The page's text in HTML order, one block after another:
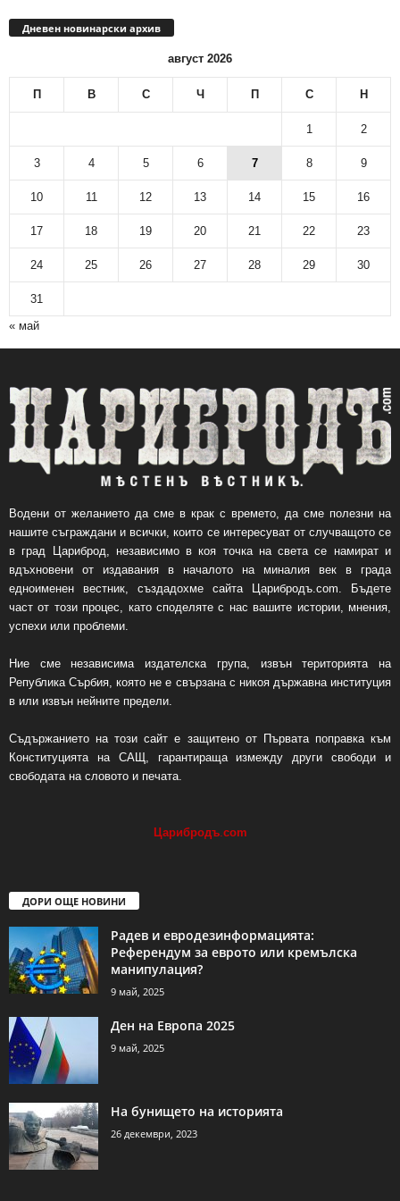
Дневен новинарски архив
август 2026
П В С Ч П С Н
1 2
3 4 5 6 7 8 9
10 11 12 13 14 15 16
17 18 19 20 21 22 23
24 25 26 27 28 29 30
31
« май
Водени от желанието да сме в крак с времето, да сме полезни на
нашите съграждани и всички, които се интересуват от случващото се
в град Цариброд, независимо в коя точка на света се намират и
вдъхновени от издавания в началото на миналия век в града
едноименен вестник, създадохме сайта Царибродъ.com. Бъдете
част от този процес, като споделяте с нас вашите истории, мнения,
успехи или проблеми.
Ние сме независима издателска група, извън територията на
Република Сърбия, която не е свързана с никоя държавна институция
в или извън нейните предели.
Съдържанието на този сайт е защитено от Първата поправка към
Конституцията на САЩ, гарантираща измежду други свободи и
свободата на словото и печата.
Царибродъ.com
ДОРИ ОЩЕ НОВИНИ
Радев и евродезинформацията:
Референдум за еврото или кремълска
манипулация?
9 май, 2025
Ден на Европа 2025
9 май, 2025
На бунището на историята
26 декември, 2023